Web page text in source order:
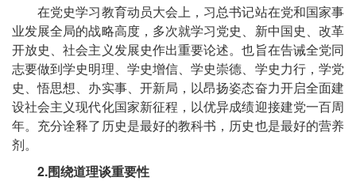
在党史学习教育动员大会上，习总书记站在党和国家事
业发展全局的战略高度，多次就学习党史、新中国史、改革
开放史、社会主义发展史作出重要论述。也旨在告诫全党同
志要做到学史明理、学史增信、学史崇德、学史力行，学党
史、悟思想、办实事、开新局，以昂扬姿态奋力开启全面建
设社会主义现代化国家新征程，以优异成绩迎接建党一百周
年。充分诠释了历史是最好的教科书，历史也是最好的营养
剂。
2.围绕道理谈重要性